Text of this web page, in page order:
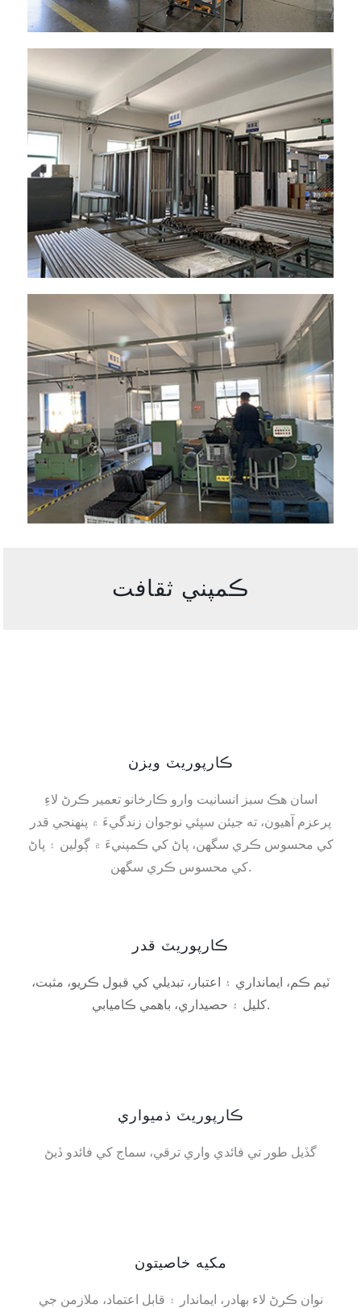
ڪمپني ثقافت
ڪارپوريٽ ويزن
اسان هڪ سبز انسانيت وارو ڪارخانو تعمير ڪرڻ لاءِ
پرعزم آهيون، ته جيئن سڀئي نوجوان زندگيءَ ۾ پنهنجي قدر
کي محسوس ڪري سگهن، پاڻ کي ڪمپنيءَ ۾ ڳولين ۽ پاڻ
کي محسوس ڪري سگهن.
ڪارپوريٽ قدر
ٽيم ڪم، ايمانداري ۽ اعتبار، تبديلي کي قبول ڪريو، مثبت،
کليل ۽ حصيداري، باهمي ڪاميابي.
ڪارپوريٽ ذميواري
گڏيل طور تي فائدي واري ترقي، سماج کي فائدو ڏيڻ
مکيه خاصيتون
نوان ڪرڻ لاء بهادر، ايماندار ۽ قابل اعتماد، ملازمن جي